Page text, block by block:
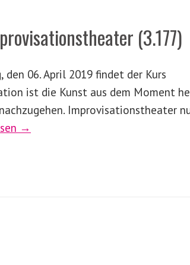
(3.177)
den 06. April 2019 findet der Kurs
ist die Kunst aus dem Moment
Improvisationstheater
→